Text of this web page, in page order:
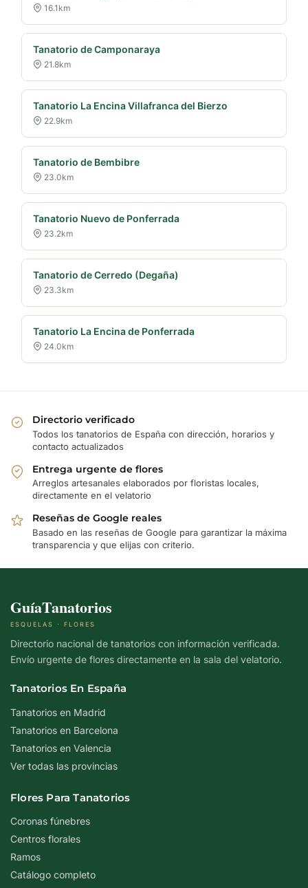
16.1km
Tanatorio de Camponaraya
21.8km
Tanatorio La Encina Villafranca del Bierzo
22.9km
Tanatorio de Bembibre
23.0km
Tanatorio Nuevo de Ponferrada
23.2km
Tanatorio de Cerredo (Degaña)
23.3km
Tanatorio La Encina de Ponferrada
24.0km
Directorio verificado
Todos los tanatorios de España con dirección, horarios y
contacto actualizados
Entrega urgente de flores
Arreglos artesanales elaborados por floristas locales,
directamente en el velatorio
Reseñas de Google reales
Basado en las reseñas de Google para garantizar la máxima
transparencia y que elijas con criterio.
GuíaTanatorios
ESQUELAS · FLORES
Directorio nacional de tanatorios con información verificada.
Envío urgente de flores directamente en la sala del velatorio.
Tanatorios En España
Tanatorios en Madrid
Tanatorios en Barcelona
Tanatorios en Valencia
Ver todas las provincias
Flores Para Tanatorios
Coronas fúnebres
Centros florales
Ramos
Catálogo completo